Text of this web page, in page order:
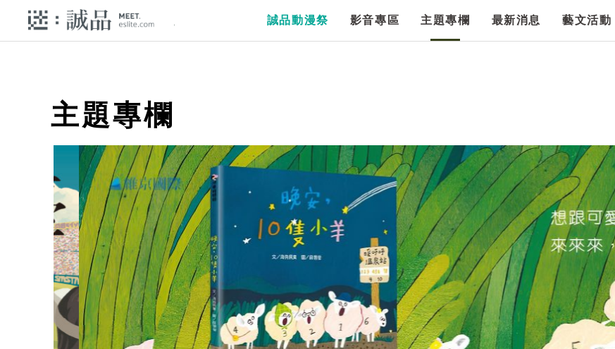
誠品動漫祭 影音專區 主題專欄 最新消息 藝文活動
主題專欄